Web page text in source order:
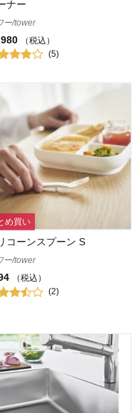
ナー
ー/tower
（税込）
(5)
め買い
コーンスプーン S
ー/tower
（税込）
(2)